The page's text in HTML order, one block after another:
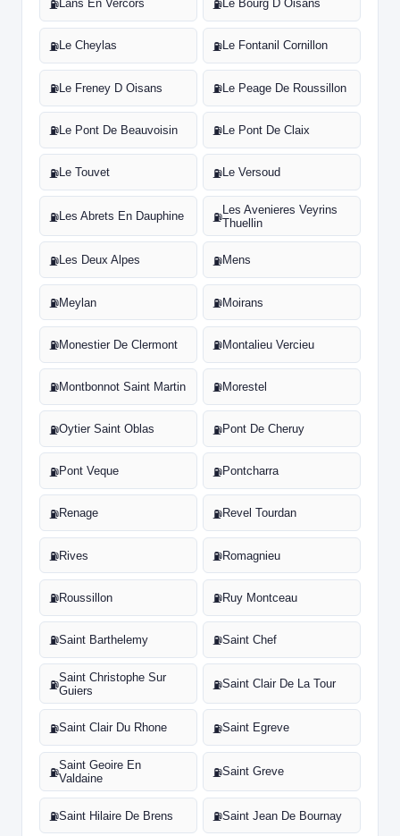
⛽Lans En Vercors ⛽Le Bourg D Oisans
⛽Le Cheylas ⛽Le Fontanil Cornillon
⛽Le Freney D Oisans ⛽Le Peage De Roussillon
⛽Le Pont De Beauvoisin ⛽Le Pont De Claix
⛽Le Touvet ⛽Le Versoud
⛽Les Abrets En Dauphine ⛽
Les Avenieres Veyrins
Thuellin
⛽Les Deux Alpes ⛽Mens
⛽Meylan ⛽Moirans
⛽Monestier De Clermont ⛽Montalieu Vercieu
⛽Montbonnot Saint Martin ⛽Morestel
⛽Oytier Saint Oblas ⛽Pont De Cheruy
⛽Pont Veque ⛽Pontcharra
⛽Renage ⛽Revel Tourdan
⛽Rives ⛽Romagnieu
⛽Roussillon ⛽Ruy Montceau
⛽Saint Barthelemy ⛽Saint Chef
⛽
Saint Christophe Sur
Guiers
⛽Saint Clair De La Tour
⛽Saint Clair Du Rhone ⛽Saint Egreve
⛽
Saint Geoire En
Valdaine
⛽Saint Greve
⛽Saint Hilaire De Brens ⛽Saint Jean De Bournay